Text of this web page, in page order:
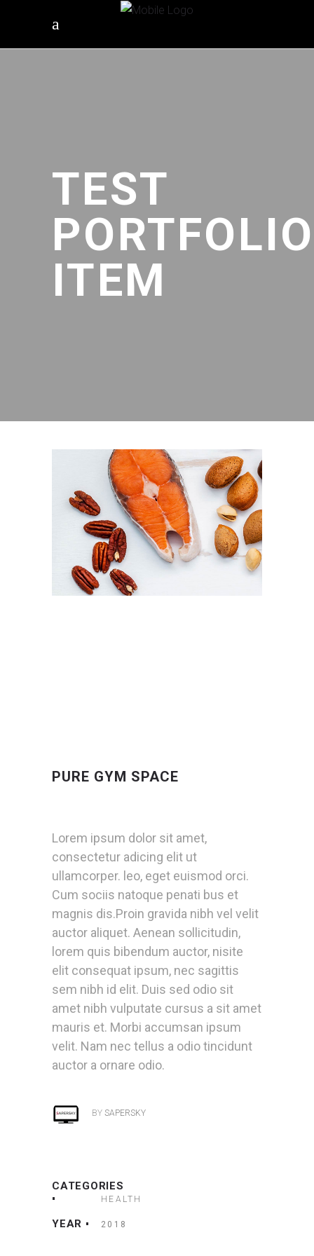
TEST
PORTFOLIO
ITEM
PURE GYM SPACE
Lorem ipsum dolor sit amet,
consectetur adicing elit ut
ullamcorper. leo, eget euismod orci.
Cum sociis natoque penati bus et
magnis dis.Proin gravida nibh vel velit
auctor aliquet. Aenean sollicitudin,
lorem quis bibendum auctor, nisite
elit consequat ipsum, nec sagittis
sem nibh id elit. Duis sed odio sit
amet nibh vulputate cursus a sit amet
mauris et. Morbi accumsan ipsum
velit. Nam nec tellus a odio tincidunt
auctor a ornare odio.
BY SAPERSKY
CATEGORIES
HEALTH
YEAR 2018